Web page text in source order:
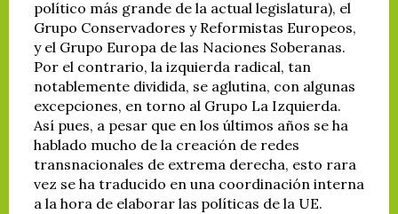
político más grande de la actual legislatura), el
Grupo Conservadores y Reformistas Europeos,
y el Grupo Europa de las Naciones Soberanas.
Por el contrario, la izquierda radical, tan
notablemente dividida, se aglutina, con algunas
excepciones, en torno al Grupo La Izquierda.
Así pues, a pesar que en los últimos años se ha
hablado mucho de la creación de redes
transnacionales de extrema derecha, esto rara
vez se ha traducido en una coordinación interna
a la hora de elaborar las políticas de la UE.